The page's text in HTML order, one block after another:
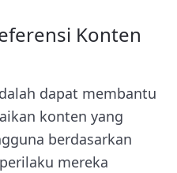
Konten
dapat membantu
konten yang
berdasarkan
mereka